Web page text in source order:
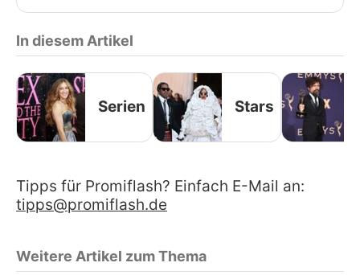
In diesem Artikel
Serien Stars
Tipps für Promiflash? Einfach E-Mail an:
tipps@promiflash.de
Weitere Artikel zum Thema